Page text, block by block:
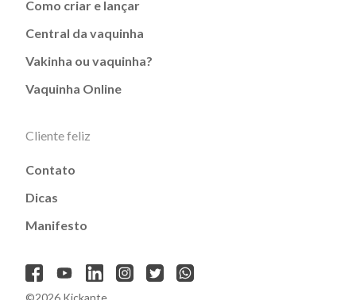
Como criar e lançar
Central da vaquinha
Vakinha ou vaquinha?
Vaquinha Online
Cliente feliz
Contato
Dicas
Manifesto
©2026 Kickante